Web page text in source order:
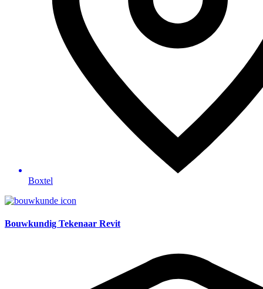
Boxtel
Bouwkundig Tekenaar Revit